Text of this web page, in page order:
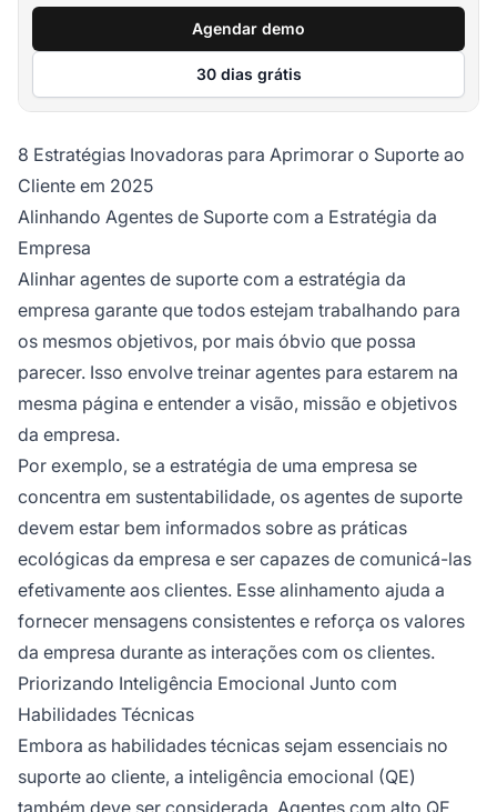
Agendar demo
30 dias grátis
8 Estratégias Inovadoras para Aprimorar o Suporte ao
Cliente em 2025
Alinhando Agentes de Suporte com a Estratégia da
Empresa
Alinhar agentes de suporte com a estratégia da
empresa garante que todos estejam trabalhando para
os mesmos objetivos, por mais óbvio que possa
parecer. Isso envolve treinar agentes para estarem na
mesma página e entender a visão, missão e objetivos
da empresa.
Por exemplo, se a estratégia de uma empresa se
concentra em sustentabilidade, os agentes de suporte
devem estar bem informados sobre as práticas
ecológicas da empresa e ser capazes de comunicá-las
efetivamente aos clientes. Esse alinhamento ajuda a
fornecer mensagens consistentes e reforça os valores
da empresa durante as interações com os clientes.
Priorizando Inteligência Emocional Junto com
Habilidades Técnicas
Embora as habilidades técnicas sejam essenciais no
suporte ao cliente, a inteligência emocional (QE)
também deve ser considerada. Agentes com alto QE